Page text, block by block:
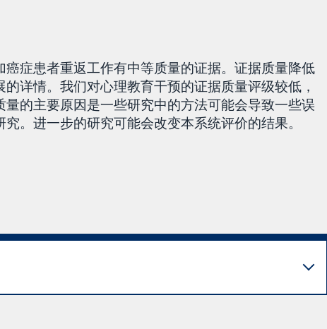
症患者重返工作有中等质量的证据。证据质量降低
详情。我们对心理教育干预的证据质量评级较低，
的主要原因是一些研究中的方法可能会导致一些误
。进一步的研究可能会改变本系统评价的结果。